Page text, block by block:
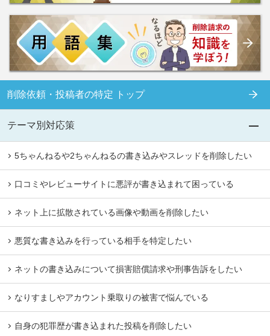
削除依頼・投稿者の特定 トップ
テーマ別対応策
5ちゃんねるや2ちゃんねるの書き込みやスレッドを削除したい
口コミやレビューサイトに悪評が書き込まれて困っている
ネット上に拡散されている画像や動画を削除したい
悪質な書き込みを行っている相手を特定したい
ネットの書き込みについて損害賠償請求や刑事告訴をしたい
なりすましやアカウント乗取りの被害で悩んでいる
自身の犯罪歴が書き込まれた投稿を削除したい